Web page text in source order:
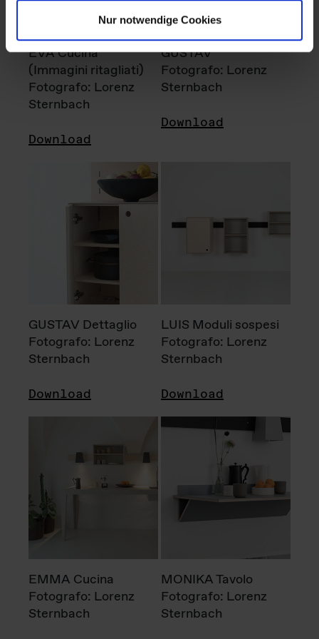
Nur notwendige Cookies
EVA Cucina
(Immagini ritagliati)
Fotografo: Lorenz
Sternbach
Download
GUSTAV
Fotografo: Lorenz
Sternbach
Download
GUSTAV Dettaglio
Fotografo: Lorenz
Sternbach
Download
LUIS Moduli sospesi
Fotografo: Lorenz
Sternbach
Download
EMMA Cucina
Fotografo: Lorenz
Sternbach
MONIKA Tavolo
Fotografo: Lorenz
Sternbach